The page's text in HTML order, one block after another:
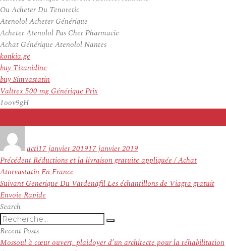
Ou Acheter Du Tenoretic
Atenolol Acheter Générique
Acheter Atenolol Pas Cher Pharmacie
Achat Générique Atenolol Nantes
konkia.ge
buy Tizanidine
buy Simvastatin
Valtrex 500 mg Générique Prix
1oov9gH
actile
17 janvier 201917 janvier 2019
Navigation
de
l’article
PrécédentArticle
précédent :
Réductions et la livraison gratuite appliquée / Achat
Atorvastatin En France
Suivant Article
suivant :
Generique Du Vardenafil Les échantillons de Viagra gratuit
Envoie Rapide
Search
Recherche
pour
:
Recherche
Recent Posts
Mossoul à cœur ouvert, plaidoyer d’un architecte pour la réhabilitation